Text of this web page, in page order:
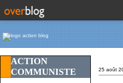
ACTION
COMMUNISTE
25 août